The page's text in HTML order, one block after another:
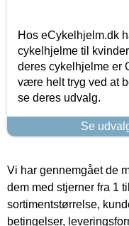
Hos eCykelhjelm.dk
cykelhjelme til
deres cykelhjelme er
være helt tryg ved at
se deres udvalg.
Se
Vi har gennemgået de
dem med stjerner fra 1
sortimentstørrelse,
betingelser,